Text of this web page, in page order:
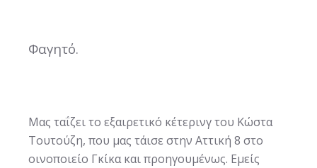
Φαγητό.
Μας ταΐζει το εξαιρετικό κέτερινγ του Κώστα
Τουτούζη, που μας τάισε στην Αττική 8 στο
οινοποιείο Γκίκα και προηγουμένως. Εμείς